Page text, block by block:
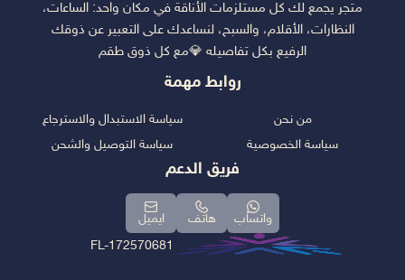
متجر يجمع لك كل مستلزمات الأناقة في مكان واحد: الساعات،
النظارات، الأقلام، والسبح، لنساعدك على التعبير عن ذوقك
الرفيع بكل تفاصيله 💎مع كل ذوق طقم
روابط مهمة
من نحن
سياسة الخصوصية
سياسة الاستبدال والاسترجاع
سياسة التوصيل والشحن
فريق الدعم
واتساب هاتف
ايميل
FL-172570681